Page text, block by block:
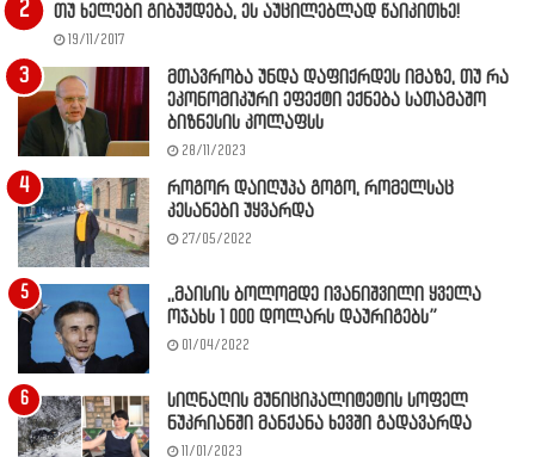
თუ ხელები გიბუჟდება, ეს აუცილებლად წაიკითხე!
19/11/2017
მთავრობა უნდა დაფიქრდეს იმაზე, თუ რა
ეკონომიკური ეფექტი ექნება სათამაშო
ბიზნესის კოლაფსს
28/11/2023
როგორ დაიღუპა გოგო, რომელსაც
კესანები უყვარდა
27/05/2022
,,მაისის ბოლომდე ივანიშვილი ყველა
ოჯახს 1 000 დოლარს დაურიგებს”
01/04/2022
სიღნაღის მუნიციპალიტეტის სოფელ
ნუკრიანში მანქანა ხევში გადავარდა
11/01/2023